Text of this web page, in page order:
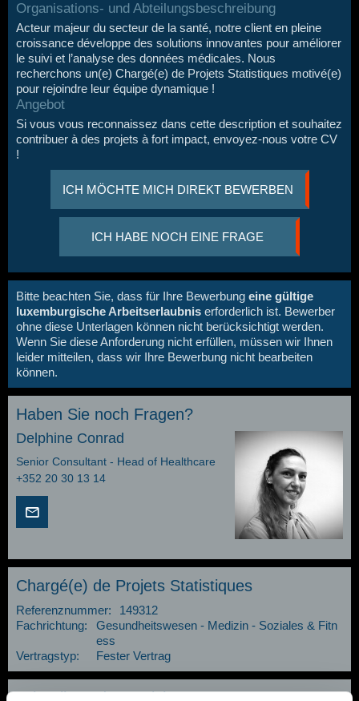
Organisations- und Abteilungsbeschreibung
Acteur majeur du secteur de la santé, notre client en pleine
croissance développe des solutions innovantes pour améliorer
le suivi et l’analyse des données médicales. Nous
recherchons un(e) Chargé(e) de Projets Statistiques motivé(e)
pour rejoindre leur équipe dynamique !
Angebot
Si vous vous reconnaissez dans cette description et souhaitez
contribuer à des projets à fort impact, envoyez-nous votre CV
!
ICH MÖCHTE MICH DIREKT BEWERBEN
ICH HABE NOCH EINE FRAGE
Bitte beachten Sie, dass für Ihre Bewerbung eine gültige
luxemburgische Arbeitserlaubnis erforderlich ist. Bewerber
ohne diese Unterlagen können nicht berücksichtigt werden.
Wenn Sie diese Anforderung nicht erfüllen, müssen wir Ihnen
leider mitteilen, dass wir Ihre Bewerbung nicht bearbeiten
können.
Haben Sie noch Fragen?
Delphine Conrad
Senior Consultant - Head of Healthcare
+352 20 30 13 14
Chargé(e) de Projets Statistiques
Referenznummer:
149312
Fachrichtung:
Gesundheitswesen - Medizin - Soziales & Fitn
ess
Vertragstyp:
Fester Vertrag